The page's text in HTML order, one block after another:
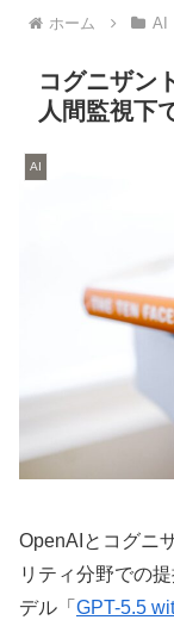
ホーム AI
コグニザン
人間監視下
AI
OpenAIとコグニ
リティ分野での
デル「 GPT-5.5